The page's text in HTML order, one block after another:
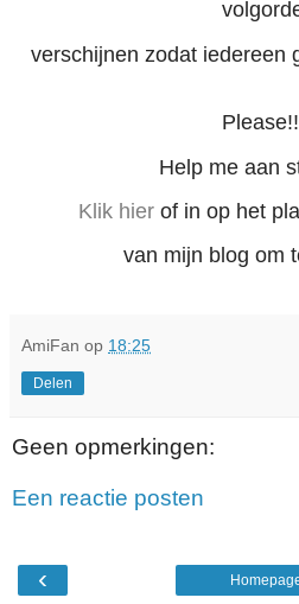
verschijnen zodat iedereen
Help me aan
Klik hier of in op het
van mijn blog om
AmiFan op 18:25
Delen
Geen opmerkingen:
Een reactie posten
‹